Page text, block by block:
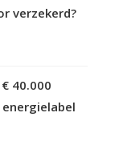
verzekerd?
40.000